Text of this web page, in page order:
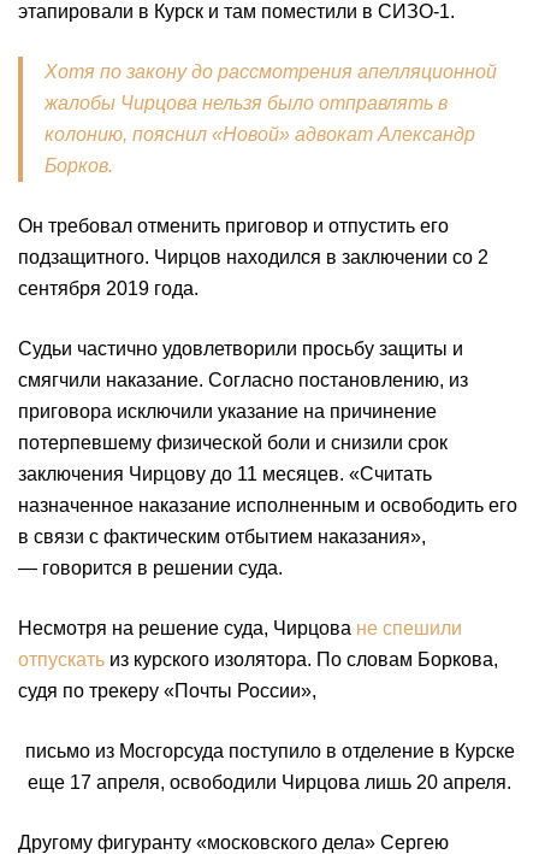
этапировали в Курск и там поместили в СИЗО-1.
Хотя по закону до рассмотрения апелляционной
жалобы Чирцова нельзя было отправлять в
колонию, пояснил «Новой» адвокат Александр
Борков.
Он требовал отменить приговор и отпустить его
подзащитного. Чирцов находился в заключении со 2
сентября 2019 года.
Судьи частично удовлетворили просьбу защиты и
смягчили наказание. Согласно постановлению, из
приговора исключили указание на причинение
потерпевшему физической боли и снизили срок
заключения Чирцову до 11 месяцев. «Считать
назначенное наказание исполненным и освободить его
в связи с фактическим отбытием наказания»,
— говорится в решении суда.
Несмотря на решение суда, Чирцова не спешили
отпускать из курского изолятора. По словам Боркова,
судя по трекеру «Почты России»,
письмо из Мосгорсуда поступило в отделение в Курске
еще 17 апреля, освободили Чирцова лишь 20 апреля.
Другому фигуранту «московского дела» Сергею